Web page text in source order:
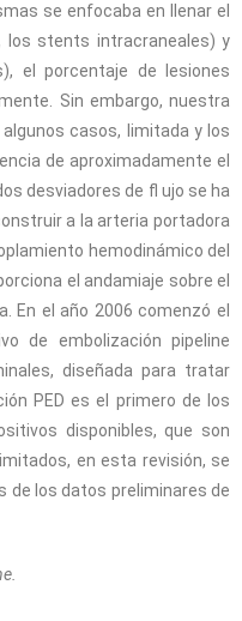
se enfocaba en llenar el
los stents intracraneales) y
el porcentaje de lesiones
Sin embargo, nuestra
casos, limitada y los
de aproximadamente el
desviadores de fl ujo se ha
a la arteria portadora
hemodinámico del
el andamiaje sobre el
En el año 2006 comenzó el
de embolización pipeline
diseñada para tratar
PED es el primero de los
disponibles, que son
en esta revisión, se
de los datos preliminares de